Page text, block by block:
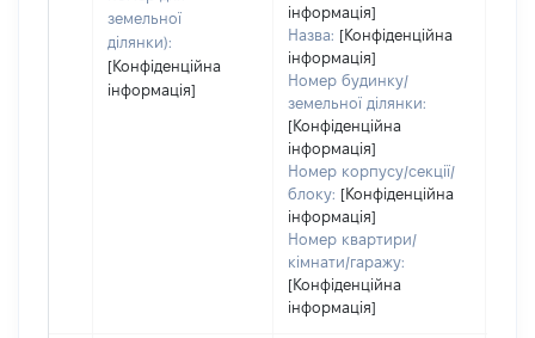
земельної
ділянки):
[Конфіденційна
інформація]
інформація]
Назва: [Конфіденційна
інформація]
Номер будинку/
земельної ділянки:
[Конфіденційна
інформація]
Номер корпусу/секції/
блоку: [Конфіденційна
інформація]
Номер квартири/
кімнати/гаражу:
[Конфіденційна
інформація]